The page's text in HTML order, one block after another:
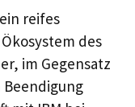
reifes
des
im Gegensatz
Beendigung